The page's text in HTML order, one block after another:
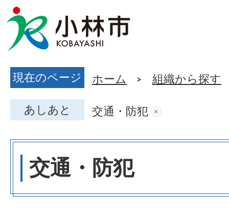
現在のページ ホーム 組織から探す
あしあと 交通・防犯
交通・防犯